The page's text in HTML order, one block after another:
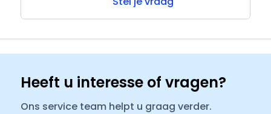
Heeft u interesse of vragen?
Ons service team helpt u graag verder.